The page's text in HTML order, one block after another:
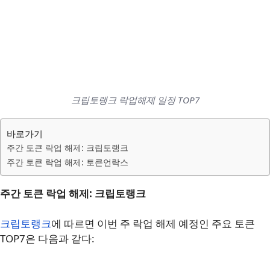
크립토랭크 락업해제 일정 TOP7
바로가기
주간 토큰 락업 해제: 크립토랭크
주간 토큰 락업 해제: 토큰언락스
주간 토큰 락업 해제: 크립토랭크
크립토랭크에 따르면 이번 주 락업 해제 예정인 주요 토큰
TOP7은 다음과 같다: